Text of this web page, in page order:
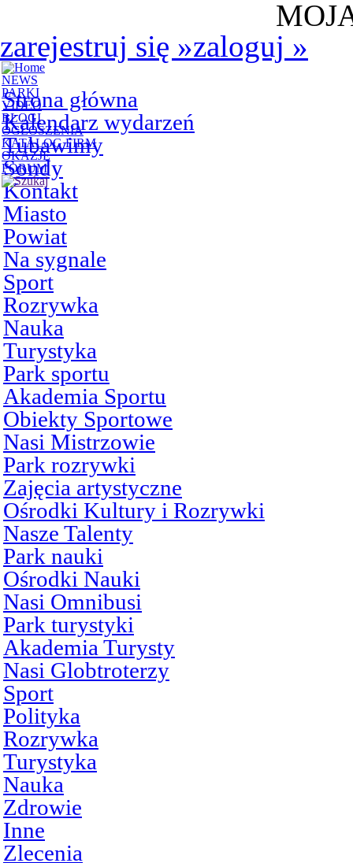
zarejestruj się »zaloguj »
NEWS
PARKI
VIDEO
BLOGI
OGŁOSZENIA
KATALOG FIRM
OKAZJE
FORUM
Strona główna
Kalendarz wydarzeń
Tubawimy
Sondy
Kontakt
Miasto
Powiat
Na sygnale
Sport
Rozrywka
Nauka
Turystyka
Park sportu
Akademia Sportu
Obiekty Sportowe
Nasi Mistrzowie
Park rozrywki
Zajęcia artystyczne
Ośrodki Kultury i Rozrywki
Nasze Talenty
Park nauki
Ośrodki Nauki
Nasi Omnibusi
Park turystyki
Akademia Turysty
Nasi Globtroterzy
Sport
Polityka
Rozrywka
Turystyka
Nauka
Zdrowie
Inne
Zlecenia